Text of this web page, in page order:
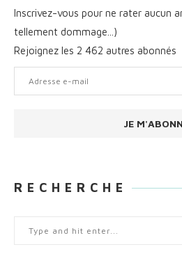
Inscrivez-vous pour ne rater aucun
tellement dommage...)
Rejoignez les 2 462 autres abonnés
e-
JE
R E C H E R C H E